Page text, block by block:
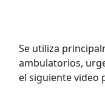
Se utiliza
ambulatorios,
el siguiente video